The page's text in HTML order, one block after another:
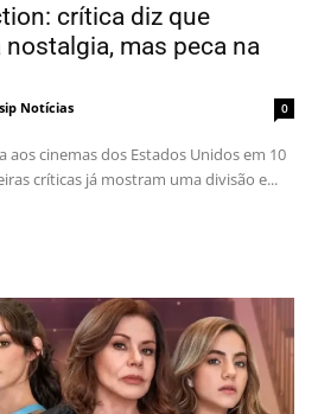
crítica diz que
mas peca na
Notícias 0
aos cinemas dos Estados Unidos em 10
críticas já mostram uma divisão e...